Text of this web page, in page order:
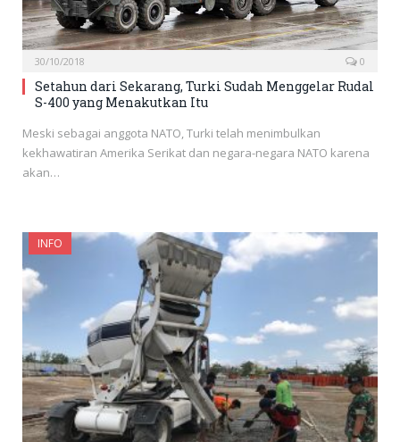
30/10/2018 0
Setahun dari Sekarang, Turki Sudah Menggelar Rudal
S-400 yang Menakutkan Itu
Meski sebagai anggota NATO, Turki telah menimbulkan
kekhawatiran Amerika Serikat dan negara-negara NATO karena
akan…
INFO